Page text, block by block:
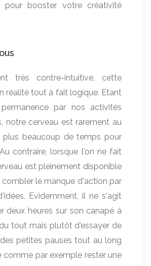
pour booster votre créativité
très contre-intuitive, cette
réalité tout à fait logique. Etant
par nos activités
notre cerveau est rarement au
plus beaucoup de temps pour
contraire, lorsque l'on ne fait
est pleinement disponible
combler le manque d'action par
Evidemment, il ne s'agit
deux heures sur son canapé à
tout mais plutôt d'essayer de
petites pauses tout au long
comme par exemple rester une